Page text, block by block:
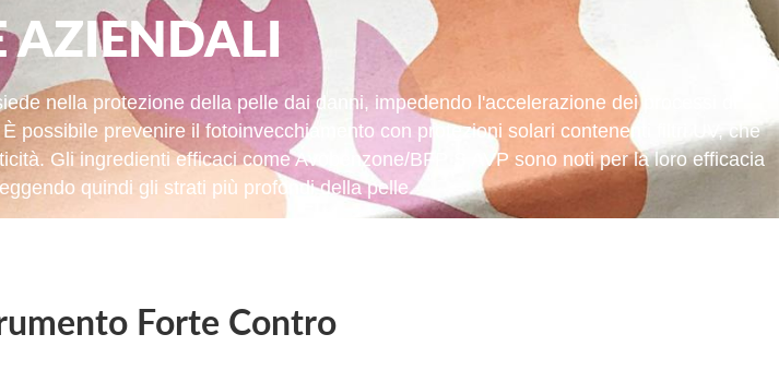
AZIENDALI
nella protezione della pelle dai danni, impedendo l'accelerazione dei processi di
possibile prevenire il fotoinvecchiamento con protezioni solari contenenti filtri UV, che
Gli ingredienti efficaci come Avobenzone/BFP S AVP sono noti per la loro efficacia
quindi gli strati più profondi della pelle.
Forte Contro